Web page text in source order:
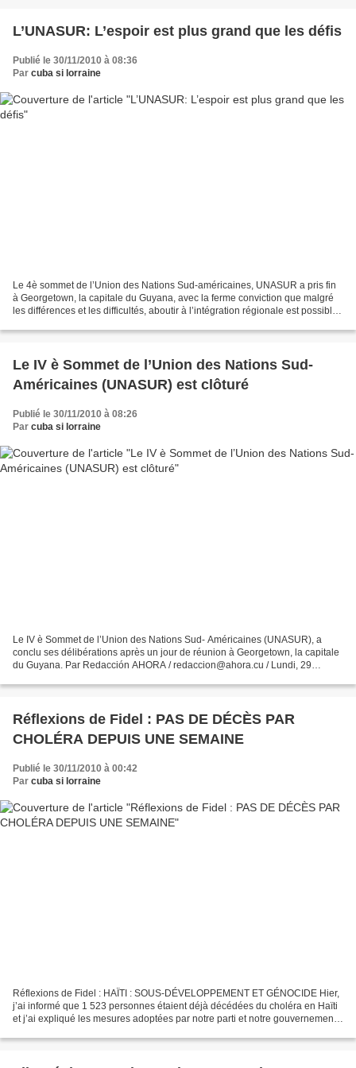
L’UNASUR: L’espoir est plus grand que les défis
Publié le 30/11/2010 à 08:36
Par cuba si lorraine
Le 4è sommet de l’Union des Nations Sud-américaines, UNASUR a pris fin
à Georgetown, la capitale du Guyana, avec la ferme conviction que malgré
les différences et les difficultés, aboutir à l’intégration régionale est possible
Le IV è Sommet de l’Union des Nations Sud-
Américaines (UNASUR) est clôturé
Publié le 30/11/2010 à 08:26
Par cuba si lorraine
Le IV è Sommet de l’Union des Nations Sud- Américaines (UNASUR), a
conclu ses délibérations après un jour de réunion à Georgetown, la capitale
du Guyana. Par Redacción AHORA / redaccion@ahora.cu / Lundi, 29
Réflexions de Fidel : PAS DE DÉCÈS PAR
CHOLÉRA DEPUIS UNE SEMAINE
Publié le 30/11/2010 à 00:42
Par cuba si lorraine
Réflexions de Fidel : HAÏTI : SOUS-DÉVELOPPEMENT ET GÉNOCIDE Hier,
j’ai informé que 1 523 personnes étaient déjà décédées du choléra en Haïti
et j’ai expliqué les mesures adoptées par notre parti et notre gouvernement.